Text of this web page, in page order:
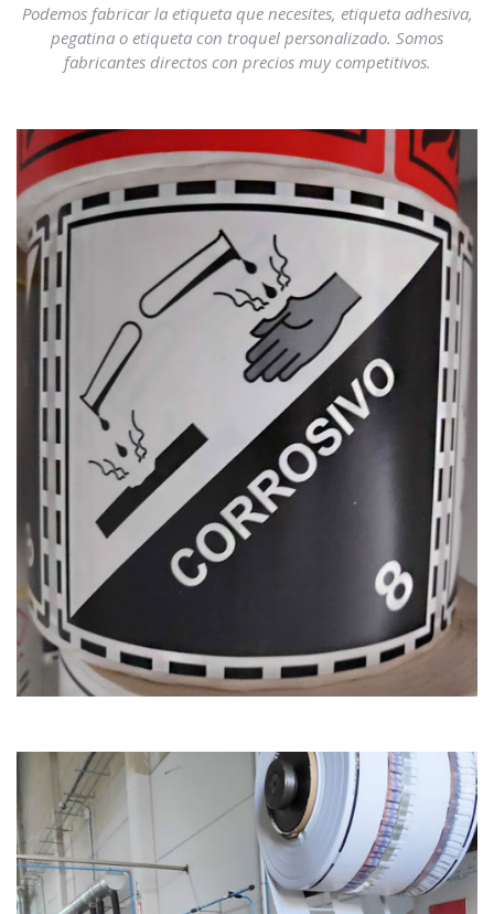
Podemos fabricar la etiqueta que necesites, etiqueta adhesiva,
pegatina o etiqueta con troquel personalizado. Somos
fabricantes directos con precios muy competitivos.